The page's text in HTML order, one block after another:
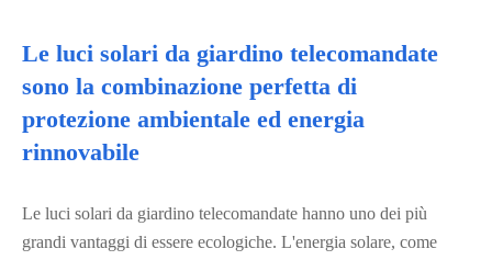
Le luci solari da giardino telecomandate
sono la combinazione perfetta di
protezione ambientale ed energia
rinnovabile
Le luci solari da giardino telecomandate hanno uno dei più
grandi vantaggi di essere ecologiche. L'energia solare, come